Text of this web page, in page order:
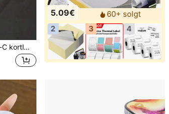
3-i-1 multifunktionel type-C kortlæser, kompatibel med computer og smartphone/Micro SD/USB-forbindelse
5.09€
60+ solgt
2
3 4